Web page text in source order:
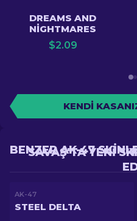
DREAMS AND
NIGHTMARES
$2.09
KENDI
SAVAŞ'TA YENI
BENZER AK-47
AK-47
STEEL DELTA